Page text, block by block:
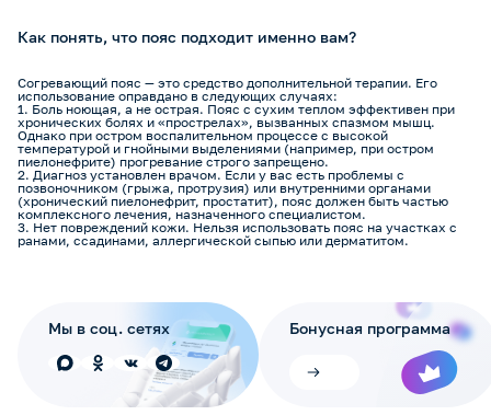
Как понять, что пояс подходит именно вам?
Согревающий пояс — это средство дополнительной терапии. Его
использование оправдано в следующих случаях:
Боль ноющая, а не острая. Пояс с сухим теплом эффективен при
хронических болях и «прострелах», вызванных спазмом мышц.
Однако при остром воспалительном процессе с высокой
температурой и гнойными выделениями (например, при остром
пиелонефрите) прогревание строго запрещено.
Диагноз установлен врачом. Если у вас есть проблемы с
позвоночником (грыжа, протрузия) или внутренними органами
(хронический пиелонефрит, простатит), пояс должен быть частью
комплексного лечения, назначенного специалистом.
Нет повреждений кожи. Нельзя использовать пояс на участках с
ранами, ссадинами, аллергической сыпью или дерматитом.
Мы в соц. сетях Бонусная программа